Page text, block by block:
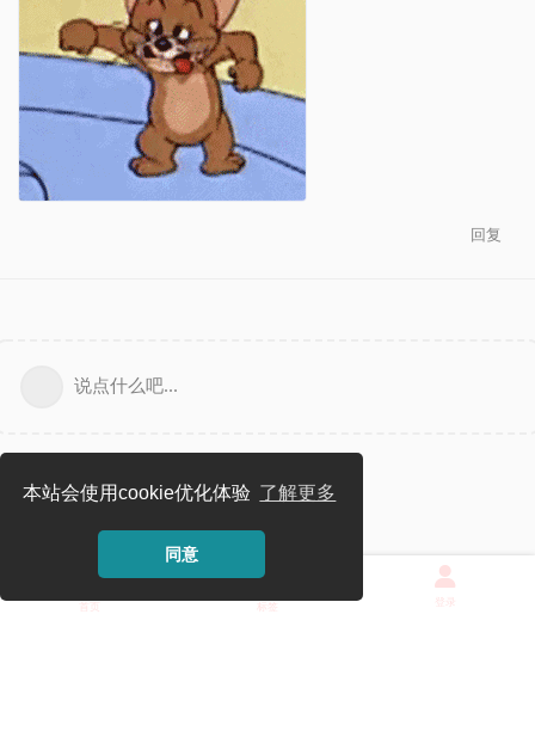
本站会使用cookie优化体验 了解更多
同意
回复
说点什么吧...
首页 标签 登录